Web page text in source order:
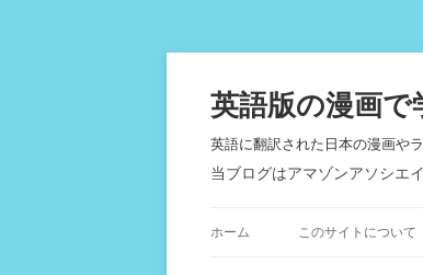
英語版の漫画で
英語に翻訳された日本の漫画や
当ブログはアマゾンアソシエ
ホーム このサイトについて